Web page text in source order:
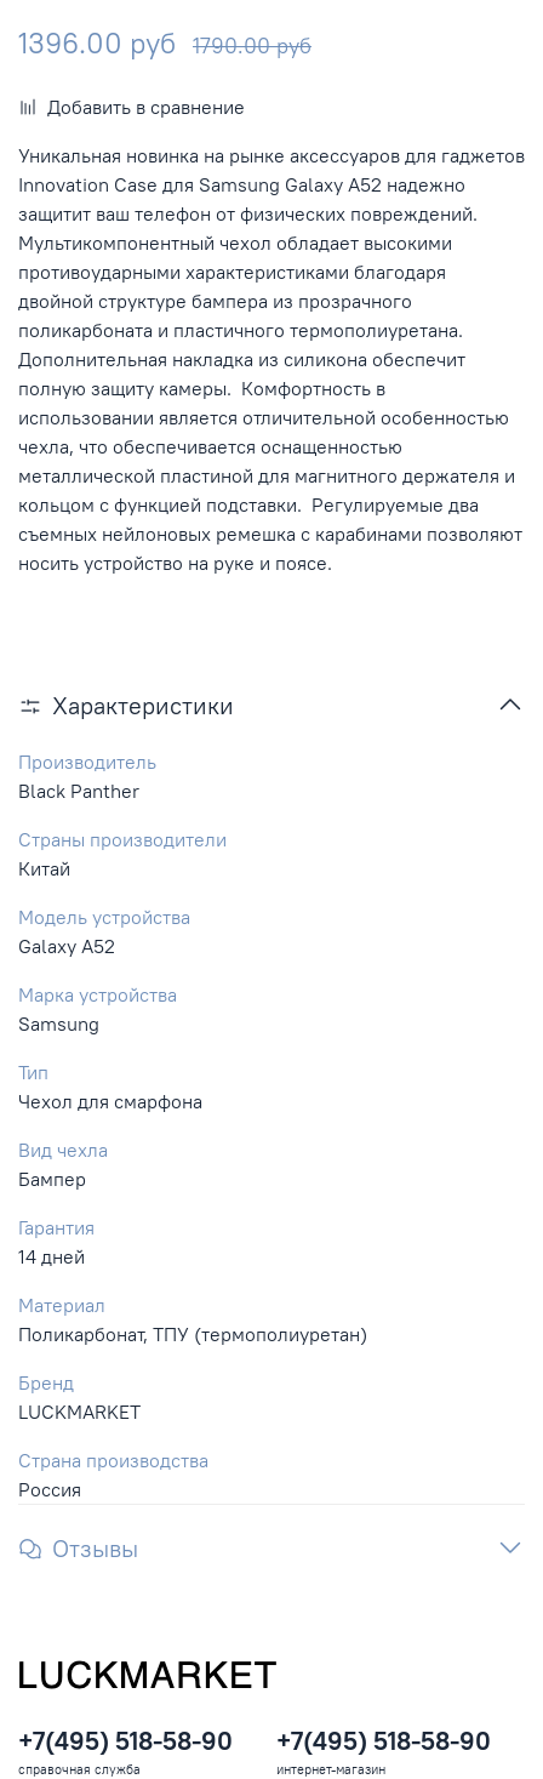
1396.00 руб 1790.00 руб
Добавить в сравнение
Уникальная новинка на рынке аксессуаров для гаджетов
Innovation Case для Samsung Galaxy A52 надежно
защитит ваш телефон от физических повреждений.
Мультикомпонентный чехол обладает высокими
противоударными характеристиками благодаря
двойной структуре бампера из прозрачного
поликарбоната и пластичного термополиуретана.
Дополнительная накладка из силикона обеспечит
полную защиту камеры. Комфортность в
использовании является отличительной особенностью
чехла, что обеспечивается оснащенностью
металлической пластиной для магнитного держателя и
кольцом с функцией подставки. Регулируемые два
съемных нейлоновых ремешка с карабинами позволяют
носить устройство на руке и поясе.
Характеристики
Производитель
Black Panther
Страны производители
Китай
Модель устройства
Galaxy A52
Марка устройства
Samsung
Тип
Чехол для смарфона
Вид чехла
Бампер
Гарантия
14 дней
Материал
Поликарбонат, ТПУ (термополиуретан)
Бренд
LUCKMARKET
Страна производства
Россия
Отзывы
+7(495) 518-58-90
справочная служба
+7(495) 518-58-90
интернет-магазин